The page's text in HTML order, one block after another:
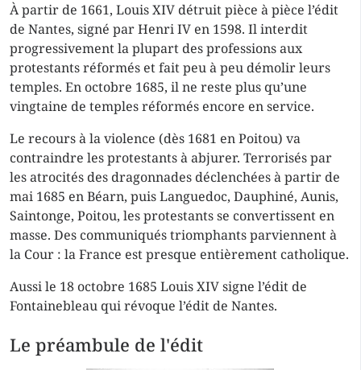
À partir de 1661, Louis XIV détruit pièce à pièce l’édit
de Nantes, signé par Henri IV en 1598. Il interdit
progressivement la plupart des professions aux
protestants réformés et fait peu à peu démolir leurs
temples. En octobre 1685, il ne reste plus qu’une
vingtaine de temples réformés encore en service.
Le recours à la violence (dès 1681 en Poitou) va
contraindre les protestants à abjurer. Terrorisés par
les atrocités des dragonnades déclenchées à partir de
mai 1685 en Béarn, puis Languedoc, Dauphiné, Aunis,
Saintonge, Poitou, les protestants se convertissent en
masse. Des communiqués triomphants parviennent à
la Cour : la France est presque entièrement catholique.
Aussi le 18 octobre 1685 Louis XIV signe l’édit de
Fontainebleau qui révoque l’édit de Nantes.
Le préambule de l'édit